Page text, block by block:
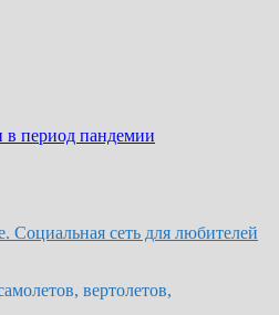
в период пандемии
Социальная сеть для любителей
вертолетов,